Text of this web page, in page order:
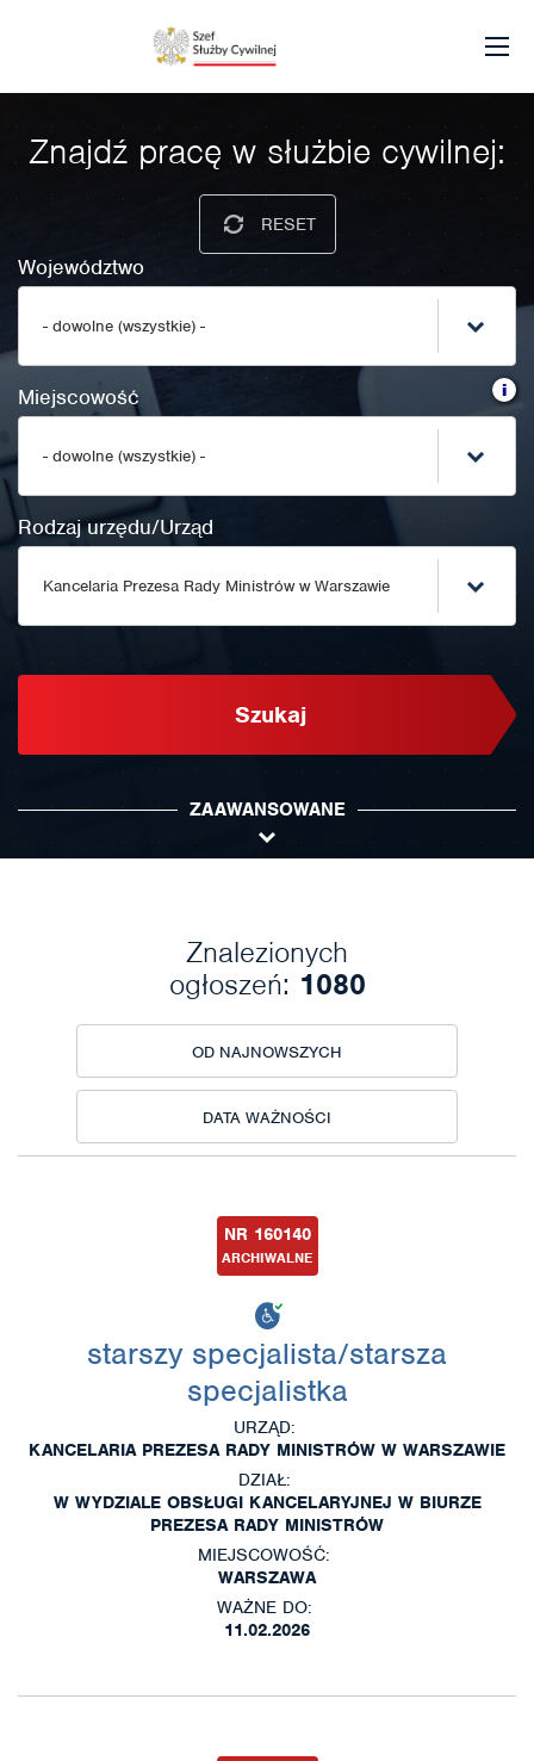
Znajdź pracę w służbie cywilnej:
RESET
Województwo
- dowolne (wszystkie) -
Miejscowość
- dowolne (wszystkie) -
i
Rodzaj urzędu/Urząd
Kancelaria Prezesa Rady Ministrów w Warszawie
Szukaj
ZAAWANSOWANE
Znalezionych
ogłoszeń: 1080
OD NAJNOWSZYCH
DATA WAŻNOŚCI
NR 160140
ARCHIWALNE
starszy specjalista/starsza
specjalistka
URZĄD:
KANCELARIA PREZESA RADY MINISTRÓW W WARSZAWIE
DZIAŁ:
W WYDZIALE OBSŁUGI KANCELARYJNEJ W BIURZE
PREZESA RADY MINISTRÓW
MIEJSCOWOŚĆ:
WARSZAWA
WAŻNE DO:
11.02.2026